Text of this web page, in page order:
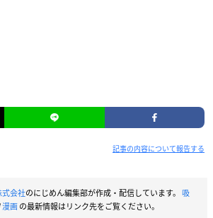
記事の内容について報告する
会社のにじめん編集部が作成・配信しています。 吸
漫画の最新情報はリンク先をご覧ください。